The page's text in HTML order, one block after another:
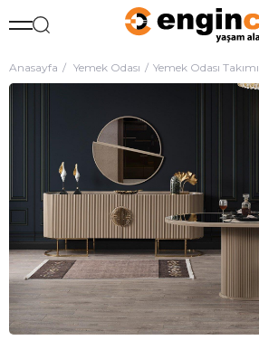
Anasayfa Yemek Odası Yemek Odası Takımı